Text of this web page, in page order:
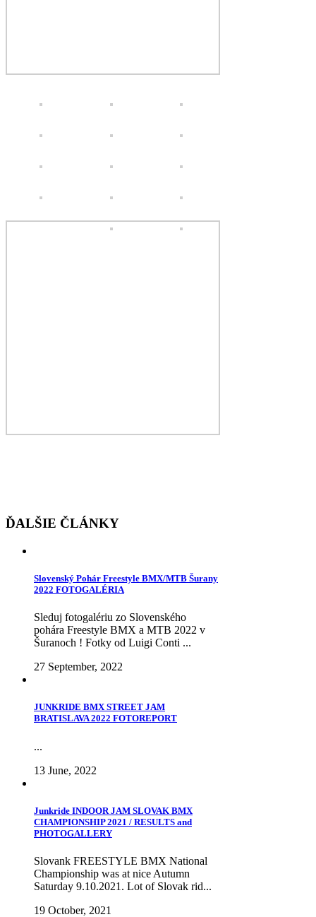
ĎALŠIE ČLÁNKY
Slovenský Pohár Freestyle BMX/MTB Šurany
2022 FOTOGALÉRIA
Sleduj fotogalériu zo Slovenského
pohára Freestyle BMX a MTB 2022 v
Šuranoch ! Fotky od Luigi Conti ...
27 September, 2022
JUNKRIDE BMX STREET JAM
BRATISLAVA 2022 FOTOREPORT
...
13 June, 2022
Junkride INDOOR JAM SLOVAK BMX
CHAMPIONSHIP 2021 / RESULTS and
PHOTOGALLERY
Slovank FREESTYLE BMX National
Championship was at nice Autumn
Saturday 9.10.2021. Lot of Slovak rid...
19 October, 2021